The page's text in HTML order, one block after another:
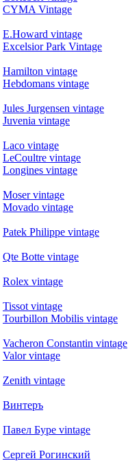
CYMA Vintage
E.Howard vintage
Excelsior Park Vintage
Hamilton vintage
Hebdomans vintage
Jules Jurgensen vintage
Juvenia vintage
Laco vintage
LeCoultre vintage
Longines vintage
Moser vintage
Movado vintage
Patek Philippe vintage
Qte Botte vintage
Rolex vintage
Tissot vintage
Tourbillon Mobilis vintage
Vacheron Constantin vintage
Valor vintage
Zenith vintage
Винтеръ
Павел Буре vintage
Сергей Рогинский